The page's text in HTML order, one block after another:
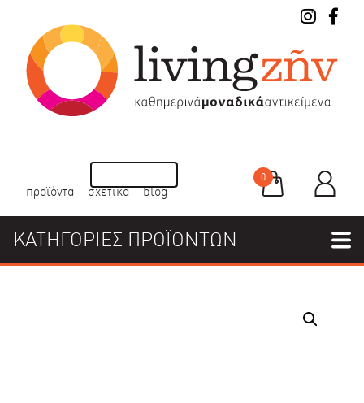
προϊόντα σχετικά blog
0
ΚΑΤΗΓΟΡΙΕΣ ΠΡΟΪΟΝΤΩΝ